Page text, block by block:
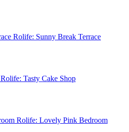
Rolife: Sunny Break Terrace
Rolife: Tasty Cake Shop
Rolife: Lovely Pink Bedroom